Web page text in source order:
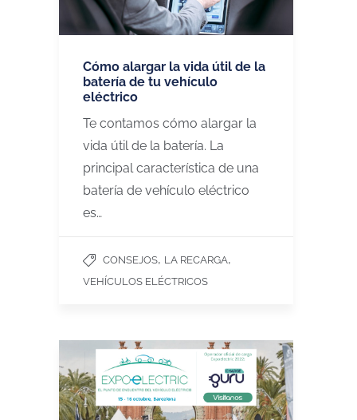
Cómo alargar la vida útil de la
batería de tu vehículo
eléctrico
Te contamos cómo alargar la
vida útil de la batería. La
principal característica de una
batería de vehículo eléctrico
es…
CONSEJOS, LA RECARGA,
VEHÍCULOS ELÉCTRICOS